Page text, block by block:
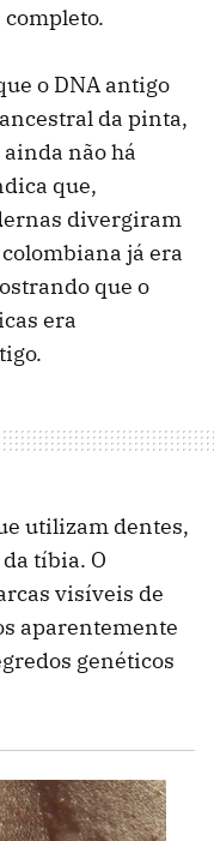
o DNA antigo
da pinta,
ainda não há
que,
divergiram
já era
que o
era
utilizam dentes,
tíbia. O
visíveis de
aparentemente
genéticos